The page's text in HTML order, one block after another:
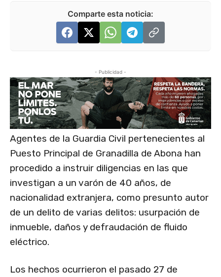
Comparte esta noticia:
- Publicidad -
Agentes de la Guardia Civil pertenecientes al
Puesto Principal de Granadilla de Abona han
procedido a instruir diligencias en las que
investigan a un varón de 40 años, de
nacionalidad extranjera, como presunto autor
de un delito de varias delitos: usurpación de
inmueble, daños y defraudación de fluido
eléctrico.
Los hechos ocurrieron el pasado 27 de